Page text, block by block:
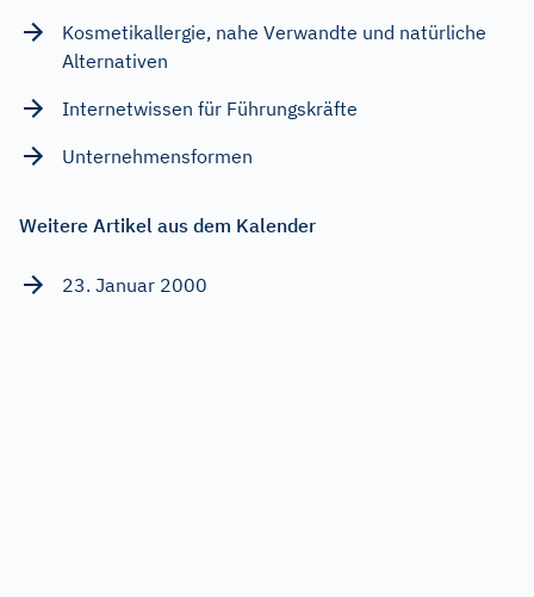
Kosmetikallergie, nahe Verwandte und natürliche
Alternativen
Internetwissen für Führungskräfte
Unternehmensformen
Weitere Artikel aus dem Kalender
23. Januar 2000